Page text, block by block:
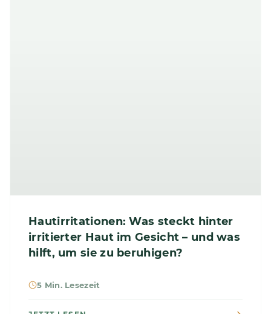
Hautirritationen: Was steckt hinter
irritierter Haut im Gesicht – und was
hilft, um sie zu beruhigen?
5 Min. Lesezeit